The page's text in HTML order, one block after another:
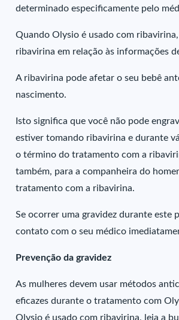
determinado especificamente pelo
Quando Olysio é usado com
ribavirina em relação às informações
A ribavirina pode afetar o seu bebê
nascimento.
Isto significa que você não pode
estiver tomando ribavirina e durante
o término do tratamento com a
também, para a companheira do
tratamento com a ribavirina.
Se ocorrer uma gravidez durante este
contato com o seu médico
Prevenção da gravidez
As mulheres devem usar métodos
eficazes durante o tratamento com
Olysio é usado com ribavirina, leia a